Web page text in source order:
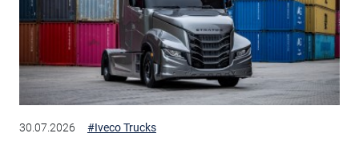
30.07.2026 #Iveco Trucks